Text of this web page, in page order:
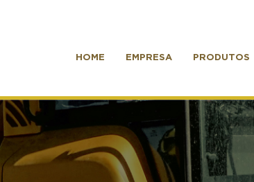
HOME EMPRESA PRODUTOS